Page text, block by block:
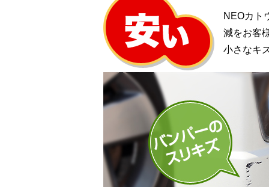
NEOカト
減をお客
小さなキ